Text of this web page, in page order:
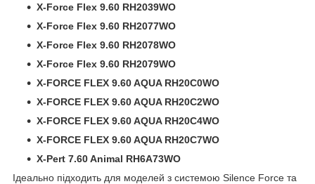
X-Force Flex 9.60 RH2039WO
X-Force Flex 9.60 RH2077WO
X-Force Flex 9.60 RH2078WO
X-Force Flex 9.60 RH2079WO
X-FORCE FLEX 9.60 AQUA RH20C0WO
X-FORCE FLEX 9.60 AQUA RH20C2WO
X-FORCE FLEX 9.60 AQUA RH20C4WO
X-FORCE FLEX 9.60 AQUA RH20C7WO
X-Pert 7.60 Animal RH6A73WO
Ідеально підходить для моделей з системою Silence Force та